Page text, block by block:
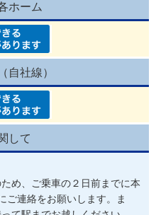
ホーム
自社線）
して
め、ご乗車の２日前までに本
ご連絡をお願いします。ま